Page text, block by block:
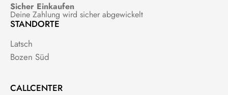
Sicher Einkaufen
Deine Zahlung wird sicher abgewickelt
STANDORTE
Latsch
Bozen Süd
CALLCENTER